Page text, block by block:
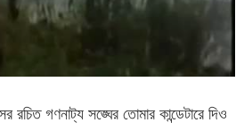
রচিত গণনাট্য সঙ্ঘের তোমার কান্ডেটারে দিও